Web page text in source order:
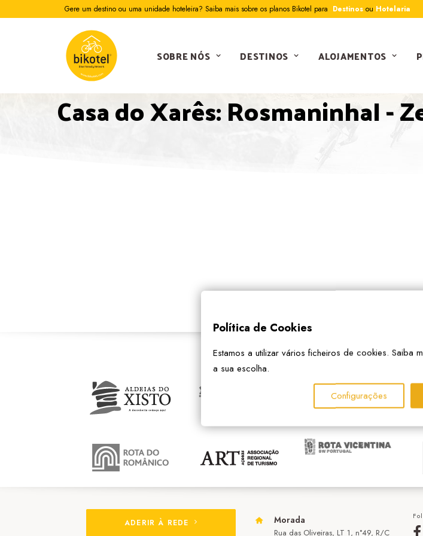
Gere um destino ou uma unidade hoteleira? Saiba mais sobre os planos Bikotel para Destinos ou Hotelaria
SOBRE NÓS DESTINOS ALOJAMENTOS
Casa do Xarês: Rosmaninhal -
ADERIR À REDE Morada
Rua das Oliveiras, LT 1, n°49, R/C
Política de Cookies
Estamos a utilizar vários ficheiros de cookies. Saiba
a sua escolha.
Configurações